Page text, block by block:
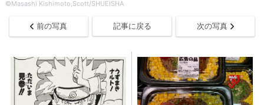
©Masashi Kishimoto,Scott/SHUEISHA
前の写真 記事に戻る 次の写真